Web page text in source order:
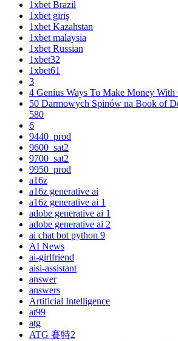
1xbet Brazil
1xbet giriş
1xbet Kazahstan
1xbet malaysia
1xbet Russian
1xbet32
1xbet61
3
4 Genius Ways To Make Money With
50 Darmowych Spinów na Book of
580
6
9440_prod
9600_sat2
9700_sat2
9950_prod
a16z
a16z generative ai
a16z generative ai 1
adobe generative ai 1
adobe generative ai 2
ai chat bot python 9
AI News
ai-girlfriend
aisi-assistant
answer
answers
Artificial Intelligence
at99
atg
ATG 賽特2